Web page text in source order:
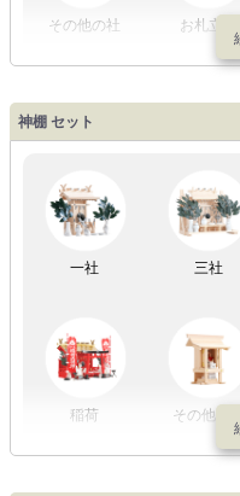
盆提灯一万円
以内
～2万円
その他の社 お札立て
神棚 セット
一社 三社
稲荷 その他の社